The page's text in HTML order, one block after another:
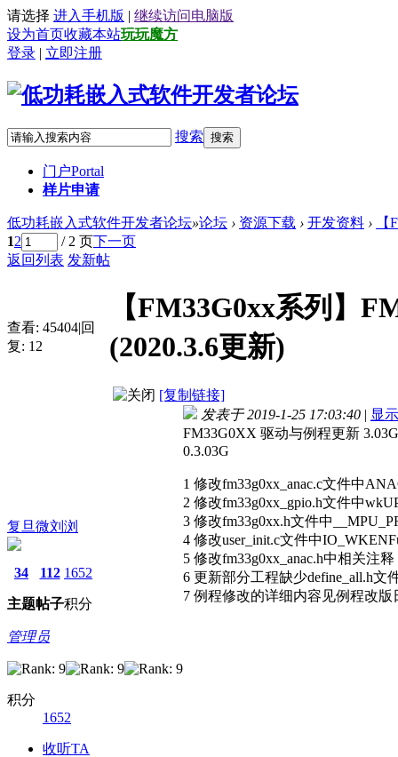
请选择 进入手机版 | 继续访问电脑版
设为首页收藏本站玩玩魔方
登录 | 立即注册
搜索 搜索
门户Portal
样片申请
低功耗嵌入式软件开发者论坛»论坛 › 资源下载 › 开发资料 ›
12 / 2 页下一页
返回列表 发新帖
查看: 45404|回
复: 12
【FM33G0xx系列】
(2020.3.6更新)
[复制链接]
复旦微刘浏
34
主题
112
帖子
1652
积分
管理员
积分
1652
收听TA
发表于 2019-1-25 17:03:40 | 显
FM33G0XX 驱动与例程更新
0.3.03G
1 修改fm33g0xx_anac.c文件中
2 修改fm33g0xx_gpio.h文件中
3 修改fm33g0xx.h文件中
4 修改user_init.c文件中
5 修改fm33g0xx_anac.h中相关注释
6 更新部分工程缺少define_all.h文
7 例程修改的详细内容见例程改版